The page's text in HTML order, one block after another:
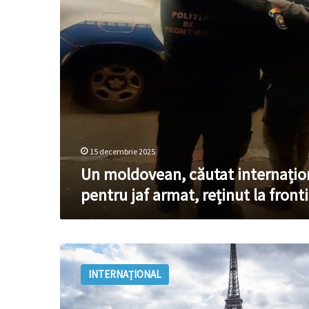
reținut
la
frontieră
15 decembrie 2025
Un moldovean, căutat
pentru jaf armat, reținut la
Jaf
armat
la
un
INTERNAȚIONAL